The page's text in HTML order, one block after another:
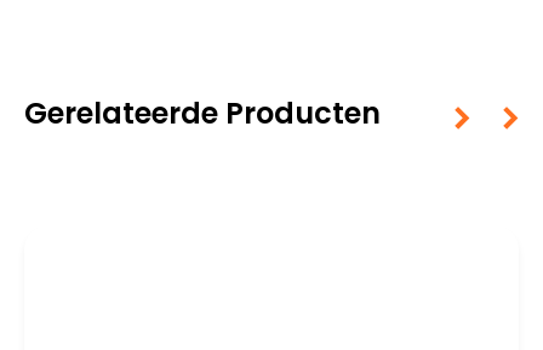
Gerelateerde Producten